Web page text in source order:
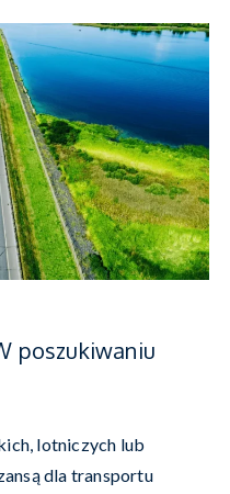
poszukiwaniu
lotniczych lub
dla transportu